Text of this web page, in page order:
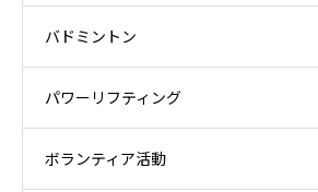
バドミントン
パワーリフティング
ボランティア活動